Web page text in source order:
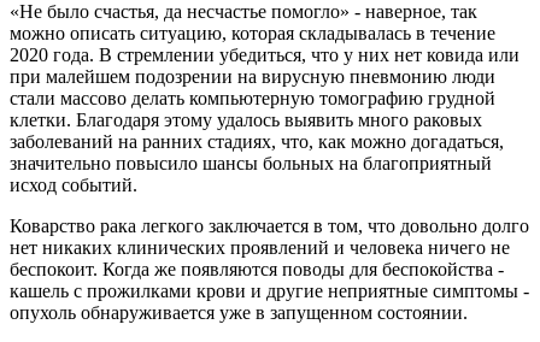
«Не было счастья, да несчастье помогло» - наверное, так
можно описать ситуацию, которая складывалась в течение
2020 года. В стремлении убедиться, что у них нет ковида или
при малейшем подозрении на вирусную пневмонию люди
стали массово делать компьютерную томографию грудной
клетки. Благодаря этому удалось выявить много раковых
заболеваний на ранних стадиях, что, как можно догадаться,
значительно повысило шансы больных на благоприятный
исход событий.
Коварство рака легкого заключается в том, что довольно долго
нет никаких клинических проявлений и человека ничего не
беспокоит. Когда же появляются поводы для беспокойства -
кашель с прожилками крови и другие неприятные симптомы -
опухоль обнаруживается уже в запущенном состоянии.